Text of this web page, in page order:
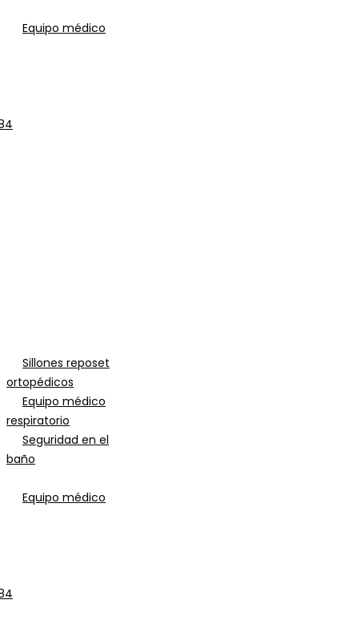
Equipo médico
Sillones reposet
ortopédicos
Equipo médico
respiratorio
Seguridad en el
baño
Equipo médico